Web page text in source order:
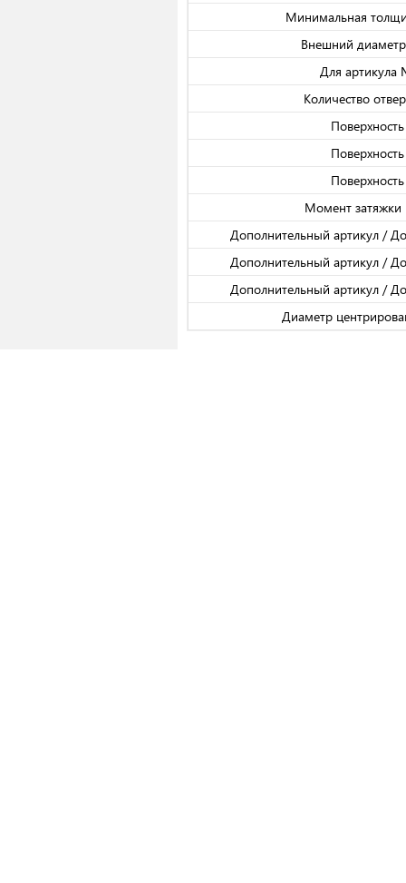
Минимальная
Внешний
Для
Количество
Поверхность
Поверхность
Поверхность
Момент
Дополнительный артикул /
Дополнительный артикул /
Дополнительный артикул /
Диаметр